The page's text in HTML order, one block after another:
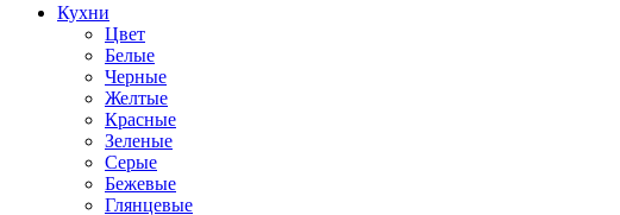
Кухни
Цвет
Белые
Черные
Желтые
Красные
Зеленые
Серые
Бежевые
Глянцевые